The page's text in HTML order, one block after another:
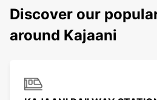
Discover our
around Kajaani